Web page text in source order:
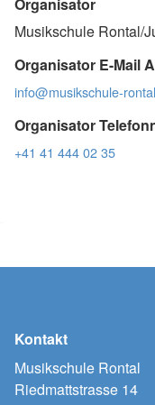
Organisator
Musikschule Rontal/
Organisator E-Mail
info@musikschule-
Organisator
+41 41 444 02 35
Kontakt
Musikschule Rontal
Riedmattstrasse 14